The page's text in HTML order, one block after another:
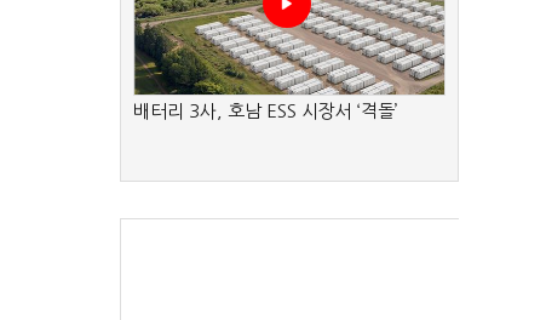
배터리 3사, 호남 ESS 시장서 ‘격돌’